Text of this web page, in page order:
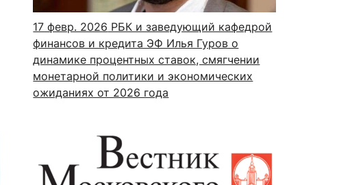
17 февр. 2026 РБК и заведующий кафедрой
финансов и кредита ЭФ Илья Гуров о
динамике процентных ставок, смягчении
монетарной политики и экономических
ожиданиях от 2026 года